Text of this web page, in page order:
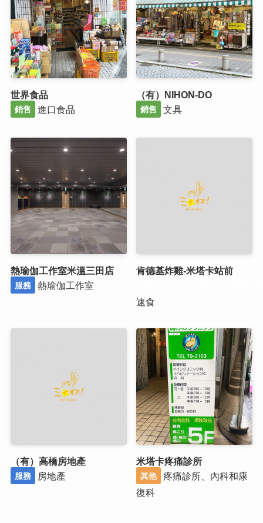
世界食品
銷售 進口食品
（有）NIHON-DO
銷售 文具
熱瑜伽工作室米溫三田店
服務 熱瑜伽工作室
肯德基炸雞-米塔卡站前
速食
（有）高橋房地產
服務 房地產
米塔卡疼痛診所
其他
疼痛診所、內科和康
復科